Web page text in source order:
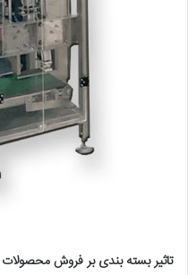
تاثیر بسته بندی بر فروش محصولات